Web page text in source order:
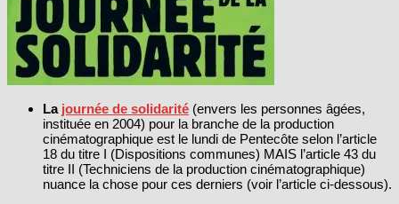
La journée de solidarité (envers les personnes âgées,
instituée en 2004) pour la branche de la production
cinématographique est le lundi de Pentecôte selon l’article
18 du titre I (Dispositions communes) MAIS l’article 43 du
titre II (Techniciens de la production cinématographique)
nuance la chose pour ces derniers (voir l’article ci-dessous).